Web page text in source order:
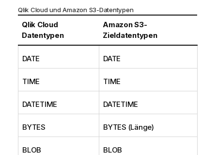
s
h
i
n
Qlik Cloud und Amazon S3-Datentypen
Qlik Cloud
Datentypen
Amazon S3-
Zieldatentypen
DATE DATE
TIME TIME
DATETIME DATETIME
BYTES BYTES (Länge)
BLOB BLOB